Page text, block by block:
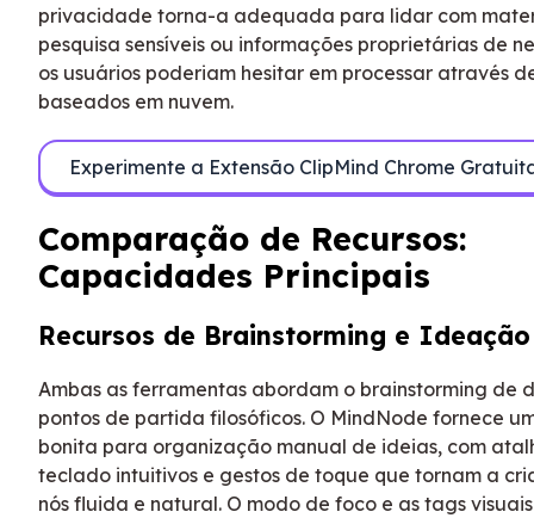
privacidade torna-a adequada para lidar com
pesquisa sensíveis ou informações proprietárias de
os usuários poderiam hesitar em processar através
baseados em nuvem.
Experimente a Extensão ClipMind Chrome
Comparação de Recursos:
Capacidades Principais
Recursos de Brainstorming e Ideação
Ambas as ferramentas abordam o brainstorming de
pontos de partida filosóficos. O MindNode fornece
bonita para organização manual de ideias, com
teclado intuitivos e gestos de toque que tornam a
nós fluida e natural. O modo de foco e as tags